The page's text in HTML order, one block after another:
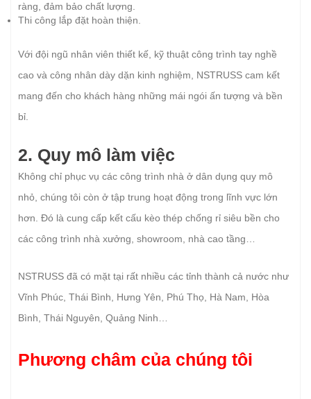
ràng, đảm bảo chất lượng.
Thi công lắp đặt hoàn thiện.
Với đội ngũ nhân viên thiết kế, kỹ thuật công trình tay nghề
cao và công nhân dày dặn kinh nghiệm, NSTRUSS cam kết
mang đến cho khách hàng những mái ngói ấn tượng và bền
bỉ.
2. Quy mô làm việc
Không chỉ phục vụ các công trình nhà ở dân dụng quy mô
nhỏ, chúng tôi còn ở tập trung hoạt động trong lĩnh vực lớn
hơn. Đó là cung cấp kết cấu kèo thép chống rỉ siêu bền cho
các công trình nhà xưởng, showroom, nhà cao tầng…
NSTRUSS đã có mặt tại rất nhiều các tỉnh thành cả nước như
Vĩnh Phúc, Thái Bình, Hưng Yên, Phú Thọ, Hà Nam, Hòa
Bình, Thái Nguyên, Quảng Ninh…
Phương châm của chúng tôi